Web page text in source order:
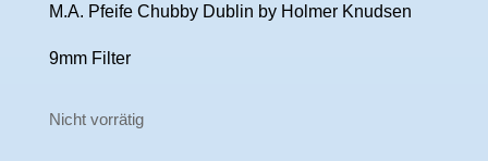
M.A. Pfeife Chubby Dublin by Holmer Knudsen
9mm Filter
Nicht vorrätig